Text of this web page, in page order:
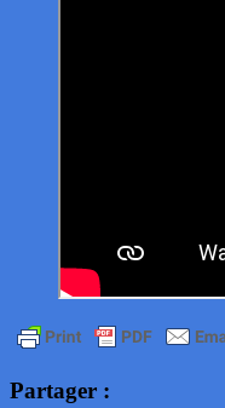
Partager :